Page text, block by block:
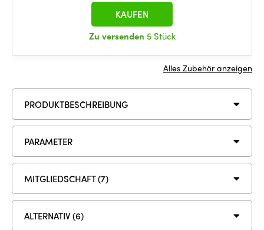
Zu versenden 5 Stück
KAUFEN
Alles Zubehör anzeigen
PRODUKTBESCHREIBUNG
PARAMETER
MITGLIEDSCHAFT (7)
ALTERNATIV (6)